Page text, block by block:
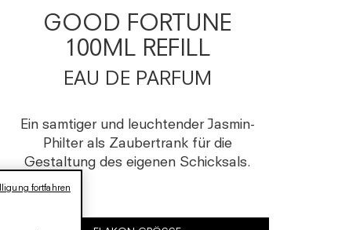
GOOD FORTUNE
100ML REFILL
EAU DE PARFUM
Ein samtiger und leuchtender Jasmin-
Philter als Zaubertrank für die
Gestaltung des eigenen Schicksals.
fortfahren